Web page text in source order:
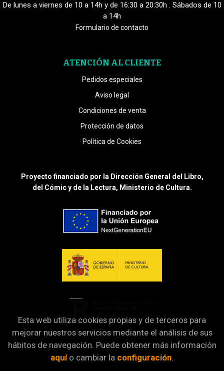
De lunes a viernes de 10 a 14h y de 16:30 a 20:30h . Sábados de 10
a 14h
Formulario de contacto
ATENCIÓN AL CLIENTE
Pedidos especiales
Aviso legal
Condiciones de venta
Protección de datos
Política de Cookies
Proyecto financiado por la Dirección General del Libro,
del Cómic y de la Lectura, Ministerio de Cultura.
Esta web utiliza cookies propias y de terceros para
mejorar nuestros servicios mediante el análisis de sus
hábitos de navegación. Puede obtener más información
aquío cambiar la configuración.